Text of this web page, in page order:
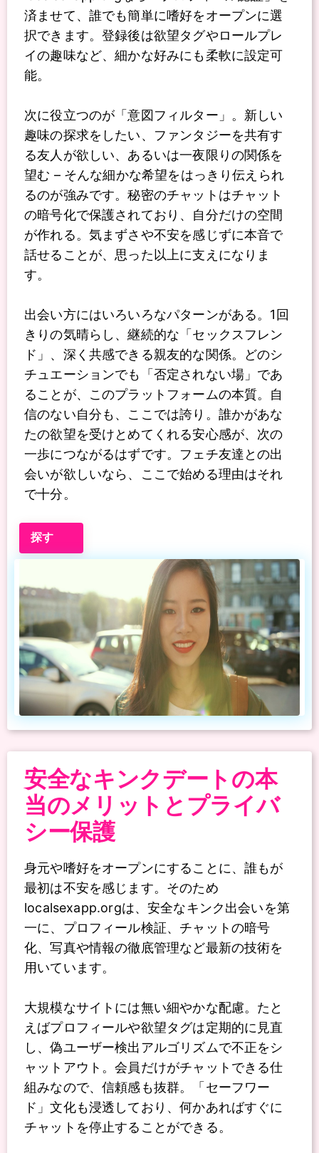
済ませて、誰でも簡単に嗜好をオープンに選
択できます。登録後は欲望タグやロールプレ
イの趣味など、細かな好みにも柔軟に設定可
能。
次に役立つのが「意図フィルター」。新しい
趣味の探求をしたい、ファンタジーを共有す
る友人が欲しい、あるいは一夜限りの関係を
望む – そんな細かな希望をはっきり伝えられ
るのが強みです。秘密のチャットはチャット
の暗号化で保護されており、自分だけの空間
が作れる。気まずさや不安を感じずに本音で
話せることが、思った以上に支えになりま
す。
出会い方にはいろいろなパターンがある。1回
きりの気晴らし、継続的な「セックスフレン
ド」、深く共感できる親友的な関係。どのシ
チュエーションでも「否定されない場」であ
ることが、このプラットフォームの本質。自
信のない自分も、ここでは誇り。誰かがあな
たの欲望を受けとめてくれる安心感が、次の
一歩につながるはずです。フェチ友達との出
会いが欲しいなら、ここで始める理由はそれ
で十分。
探す
安全なキンクデートの本
当のメリットとプライバ
シー保護
身元や嗜好をオープンにすることに、誰もが
最初は不安を感じます。そのため
localsexapp.orgは、安全なキンク出会いを第
一に、プロフィール検証、チャットの暗号
化、写真や情報の徹底管理など最新の技術を
用いています。
大規模なサイトには無い細やかな配慮。たと
えばプロフィールや欲望タグは定期的に見直
し、偽ユーザー検出アルゴリズムで不正をシ
ャットアウト。会員だけがチャットできる仕
組みなので、信頼感も抜群。「セーフワー
ド」文化も浸透しており、何かあればすぐに
チャットを停止することができる。